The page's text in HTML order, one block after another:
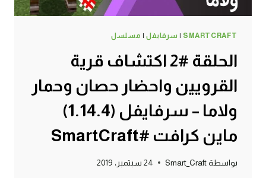
SMARTCRAFT
| سرفايفل| مسلسل
الحلقة #2 اكتشاف قرية
القرويين واحضار حصان وحمار
ولاما – سرفايفل (1.14.4)
ماين كرافت #SmartCraft
بواسطة Smart_Craft 24 سبتمبر، 2019